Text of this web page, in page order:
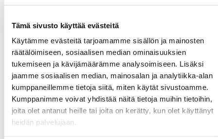
Tämä sivusto käyttää evästeitä
Käytämme evästeitä tarjoamamme sisällön ja mainosten
räätälöimiseen, sosiaalisen median ominaisuuksien
tukemiseen ja kävijämäärämme analysoimiseen. Lisäksi
jaamme sosiaalisen median, mainosalan ja analytiikka-alan
kumppaneillemme tietoja siitä, miten käytät sivustoamme.
Kumppanimme voivat yhdistää näitä tietoja muihin tietoihin,
joita olet antanut heille tai joita on kerätty, kun olet käyttänyt
heidän palvelujaan.